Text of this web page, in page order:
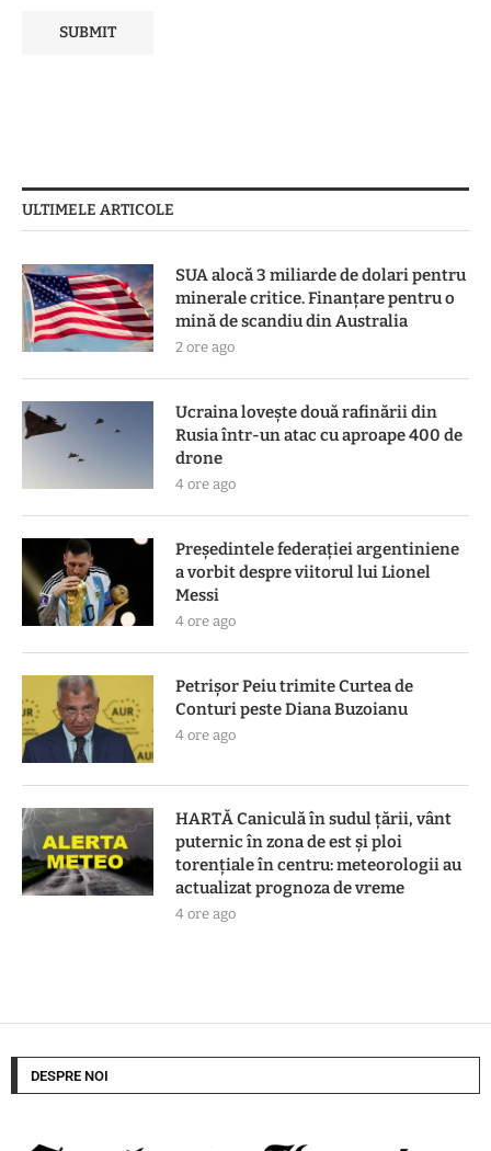
ULTIMELE ARTICOLE
SUA alocă 3 miliarde de dolari pentru
minerale critice. Finanțare pentru o
mină de scandiu din Australia
2 ore ago
Ucraina lovește două rafinării din
Rusia într-un atac cu aproape 400 de
drone
4 ore ago
Președintele federației argentiniene
a vorbit despre viitorul lui Lionel
Messi
4 ore ago
Petrișor Peiu trimite Curtea de
Conturi peste Diana Buzoianu
4 ore ago
HARTĂ Caniculă în sudul țării, vânt
puternic în zona de est și ploi
torențiale în centru: meteorologii au
actualizat prognoza de vreme
4 ore ago
DESPRE NOI